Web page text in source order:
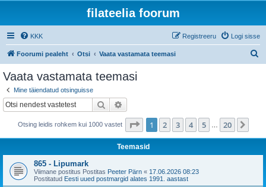
filateelia foorum
KKK Logi sisse
Registreeru
Foorumi pealeht Otsi Vaata vastamata teemasi
Vaata vastamata teemasi
Mine täiendatud otsinguisse
Otsi
Otsing leidis rohkem kui 1000 vastet 1 . leht20 -st
1 2 3 4 5 20
Teemasid
865 - Lipumark
Viimane postitus Postitas Peeter Pärn « 17.06.2026 08:23
Postitatud Eesti uued postmargid alates 1991. aastast